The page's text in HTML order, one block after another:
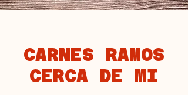
CARNES RAMOS
CERCA DE MI